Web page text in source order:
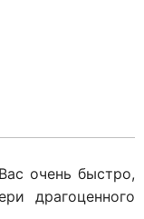
очень быстро,
драгоценного